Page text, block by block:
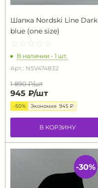
Шапка Nordski Line Dark
blue (one size)
☆ ☆ ☆ ☆ ☆
★ ★ ★ ★ ★
В наличии - 1 шт.
Арт.: NSV474832
1 890 ₽/шт
945 ₽/шт
-50% Экономия 945 ₽
В КОРЗИНУ
-30%